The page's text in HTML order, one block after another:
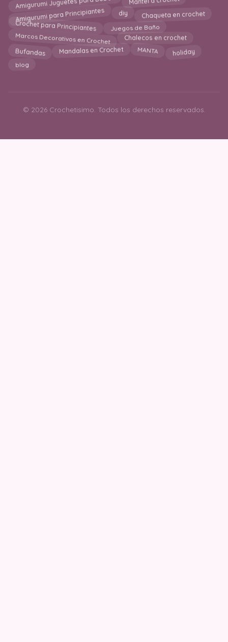
Amigurumi para Principiantes diy Chaqueta en crochet
Crochet para Principiantes Juegos de Baño
Marcos Decorativos en Crochet Chalecos en crochet
Bufandas Mandalas en Crochet MANTA holiday
blog
© 2026 Crochetisimo. Todos los derechos reservados.